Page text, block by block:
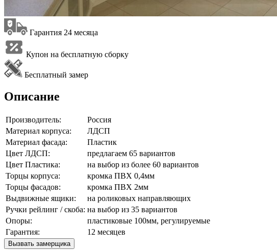
Гарантия 24 месяца
Купон на бесплатную сборку
Бесплатный замер
Описание
Производитель:
Россия
Материал корпуса:
ЛДСП
Материал фасада:
Пластик
Цвет ЛДСП:
предлагаем 65 вариантов
Цвет Пластика:
на выбор из более 60 вариантов
Торцы корпуса:
кромка ПВХ 0,4мм
Торцы фасадов:
кромка ПВХ 2мм
Выдвижные ящики:
на роликовых направляющих
Ручки рейлинг / скоба: на выбор из 35 вариантов
Опоры:
пластиковые 100мм, регулируемые
Гарантия:
12 месяцев
Вызвать замерщика